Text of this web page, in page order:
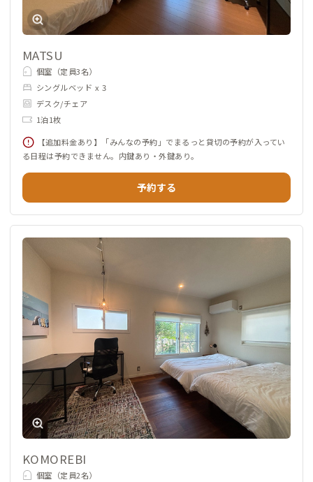
MATSU
個室（定員3名）
シングルベッド x 3
デスク/チェア
1泊1枚
【追加料金あり】「みんなの予約」でまるっと貸切の予約が入ってい
る日程は予約できません。内鍵あり・外鍵あり。
予約する
KOMOREBI
個室（定員2名）